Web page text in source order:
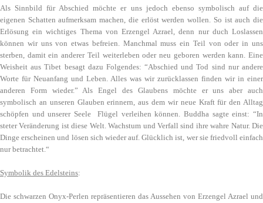
Als Sinnbild für Abschied möchte er uns jedoch ebenso symbolisch auf die
eigenen Schatten aufmerksam machen, die erlöst werden wollen. So ist auch die
Erlösung ein wichtiges Thema von Erzengel Azrael, denn nur duch Loslassen
können wir uns von etwas befreien. Manchmal muss ein Teil von oder in uns
sterben, damit ein anderer Teil weiterleben oder neu geboren werden kann. Eine
Weisheit aus Tibet besagt dazu Folgendes: “Abschied und Tod sind nur andere
Worte für Neuanfang und Leben. Alles was wir zurücklassen finden wir in einer
anderen Form wieder.” Als Engel des Glaubens möchte er uns aber auch
symbolisch an unseren Glauben erinnern, aus dem wir neue Kraft für den Alltag
schöpfen und unserer Seele Flügel verleihen können. Buddha sagte einst: “In
steter Veränderung ist diese Welt. Wachstum und Verfall sind ihre wahre Natur. Die
Dinge erscheinen und lösen sich wieder auf. Glücklich ist, wer sie friedvoll einfach
nur betrachtet.“
Symbolik des Edelsteins:
Die schwarzen Onyx-Perlen repräsentieren das Aussehen von Erzengel Azrael und